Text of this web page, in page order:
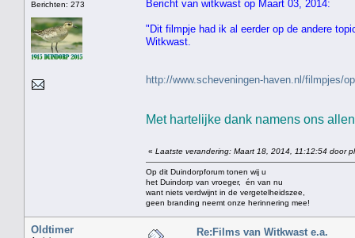
Berichten: 273 Bericht van witkwast op Maart 03, 2014:
"Dit filmpje had ik al eerder op de andere
Witkwast.
http://www.scheveningen-haven.nl/filmpjes/
Met hartelijke dank namens ons
« Laatste verandering: Maart 18, 2014, 11:12:54 door
Op dit Duindorpforum tonen wij u
het Duindorp van vroeger, én van nu
want niets verdwijnt in de vergetelheidszee,
geen branding neemt onze herinnering mee!
Oldtimer Re:Films van Witkwast e.a.